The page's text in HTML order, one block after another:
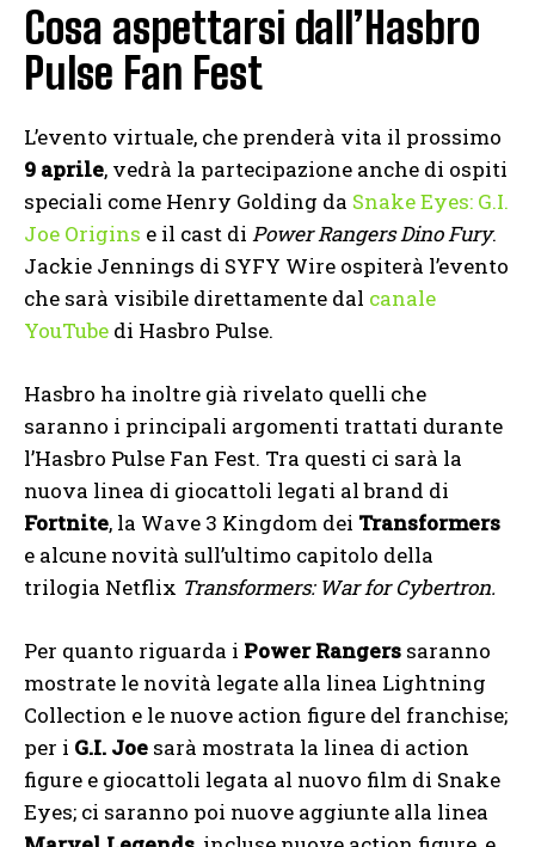
Cosa aspettarsi dall’Hasbro
Pulse Fan Fest
L’evento virtuale, che prenderà vita il prossimo
9 aprile, vedrà la partecipazione anche di ospiti
speciali come Henry Golding da Snake Eyes: G.I.
Joe Origins e il cast di Power Rangers Dino Fury.
Jackie Jennings di SYFY Wire ospiterà l’evento
che sarà visibile direttamente dal canale
YouTube di Hasbro Pulse.
Hasbro ha inoltre già rivelato quelli che
saranno i principali argomenti trattati durante
l’Hasbro Pulse Fan Fest. Tra questi ci sarà la
nuova linea di giocattoli legati al brand di
Fortnite, la Wave 3 Kingdom dei Transformers
e alcune novità sull’ultimo capitolo della
trilogia Netflix Transformers: War for Cybertron.
Per quanto riguarda i Power Rangers saranno
mostrate le novità legate alla linea Lightning
Collection e le nuove action figure del franchise;
per i G.I. Joe sarà mostrata la linea di action
figure e giocattoli legata al nuovo film di Snake
Eyes; ci saranno poi nuove aggiunte alla linea